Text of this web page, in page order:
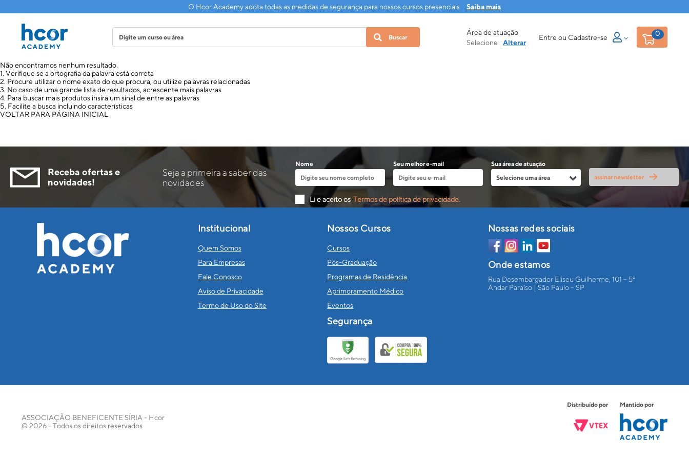
O Hcor Academy adota todas as medidas de segurança para nossos cursos presenciais Saiba mais
Área de atuação
Selecione
Alterar
Entre ou Cadastre-se 0
Não encontramos nenhum resultado.
1. Verifique se a ortografia da palavra está correta
2. Procure utilizar o nome exato do que procura, ou utilize palavras relacionadas
3. No caso de uma grande lista de resultados, acrescente mais palavras
4. Para buscar mais produtos insira um sinal de entre as palavras
5. Facilite a busca incluindo características
VOLTAR PARA PÁGINA INICIAL
Receba ofertas e
novidades!
Seja a primeira a saber das
novidades
Nome Seu melhor e-mail
Sua área de atuação
assinar newsletter
Li e aceito os Termos de política de privacidade.
Institucional
Quem Somos
Para Empresas
Fale Conosco
Aviso de Privacidade
Termo de Uso do Site
Nossos Cursos
Cursos
Pós-Graduação
Programas de Residência
Aprimoramento Médico
Eventos
Segurança
Nossas redes sociais
Onde estamos
Rua Desembargador Eliseu Guilherme, 101 – 5º
Andar Paraíso | São Paulo – SP
ASSOCIAÇÃO BENEFICENTE SÍRIA - Hcor
© 2026 - Todos os direitos reservados
Distribuído por Mantido por